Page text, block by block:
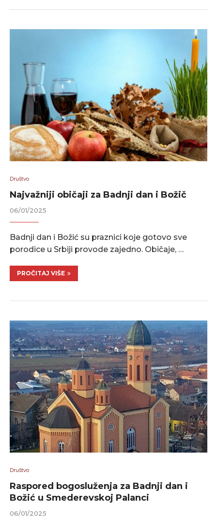
Društvo
Najvažniji običaji za Badnji dan i Božič
06/01/2025
Badnji dan i Božić su praznici koje gotovo sve
porodice u Srbiji provode zajedno. Običaje, …
PROČITAJ VIŠE
Društvo
Raspored bogosluženja za Badnji dan i
Božić u Smederevskoj Palanci
06/01/2025